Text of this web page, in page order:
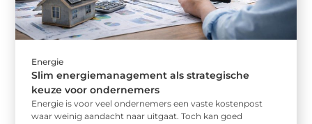
Energie
Slim energiemanagement als strategische
keuze voor ondernemers
Energie is voor veel ondernemers een vaste kostenpost
waar weinig aandacht naar uitgaat. Toch kan goed